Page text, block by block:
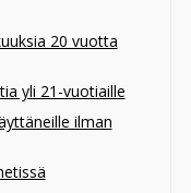
20 vuotta
yli 21-vuotiaille
ilman